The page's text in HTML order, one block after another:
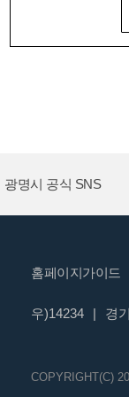
광명시 공식 SNS
홈페이지가이드
우)14234 | 경
COPYRIGHT(C)